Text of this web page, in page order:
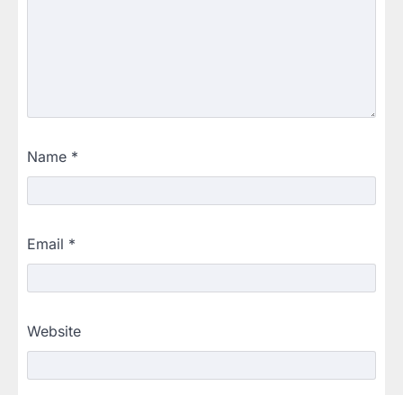
Name *
Email *
Website